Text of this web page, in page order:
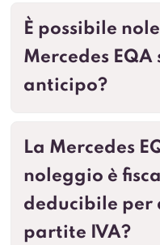
È possibile
Mercedes EQA
anticipo?
La Mercedes
noleggio è
deducibile per
partite IVA?